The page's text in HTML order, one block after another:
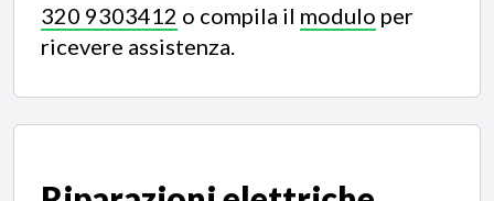
320 9303412 o compila il modulo per
ricevere assistenza.